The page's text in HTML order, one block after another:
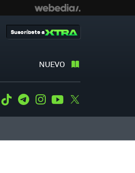
NUEVO
Suscríbete a
WhatsApp
Tiktok TelegramInstagramYoutube